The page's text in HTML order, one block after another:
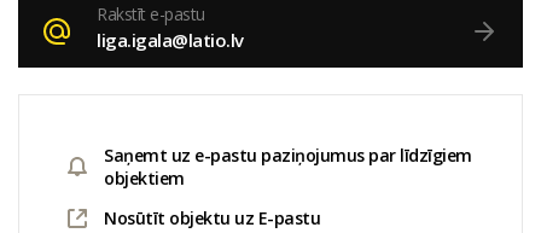
Rakstīt e-pastu
liga.igala@latio.lv
Saņemt uz e-pastu paziņojumus par līdzīgiem
objektiem
Nosūtīt objektu uz E-pastu